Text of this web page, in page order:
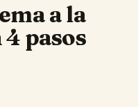
a la
pasos